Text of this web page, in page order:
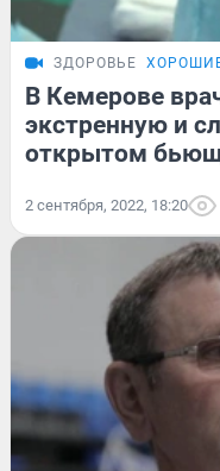
ЗДОРОВЬЕ
В Кемерове
экстренную и
открытом
2 сентября, 2022, 18:20